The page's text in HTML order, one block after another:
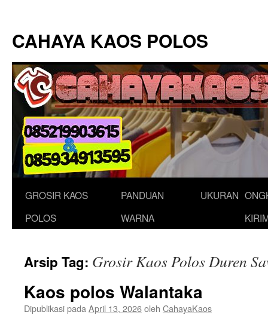
isi
CAHAYA KAOS POLOS
GROSIR KAOS
POLOS
PANDUAN
WARNA
UKURAN
Arsip Tag: Grosir Kaos Polos Duren
Kaos polos Walantaka
Dipublikasi pada April 13, 2026oleh CahayaKaos